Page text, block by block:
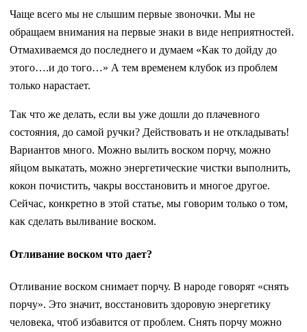
Чаще всего мы не слышим первые звоночки. Мы не
обращаем внимания на первые знаки в виде неприятностей.
Отмахиваемся до последнего и думаем «Как то дойду до
этого….и до того…» А тем временем клубок из проблем
только нарастает.
Так что же делать, если вы уже дошли до плачевного
состояния, до самой ручки? Действовать и не откладывать!
Вариантов много. Можно вылить воском порчу, можно
яйцом выкатать, можно энергетические чистки выполнить,
кокон почистить, чакры восстановить и многое другое.
Сейчас, конкретно в этой статье, мы говорим только о том,
как сделать выливание воском.
Отливание воском что дает?
Отливание воском снимает порчу. В народе говорят «снять
порчу». Это значит, восстановить здоровую энергетику
человека, чтоб избавится от проблем. Снять порчу можно